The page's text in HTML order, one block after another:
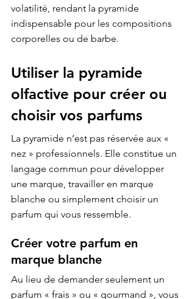
volatilité, rendant la pyramide
indispensable pour les compositions
corporelles ou de barbe.
Utiliser la pyramide
olfactive pour créer ou
choisir vos parfums
La pyramide n’est pas réservée aux «
nez » professionnels. Elle constitue un
langage commun pour développer
une marque, travailler en marque
blanche ou simplement choisir un
parfum qui vous ressemble.
Créer votre parfum en
marque blanche
Au lieu de demander seulement un
parfum « frais » ou « gourmand », vous